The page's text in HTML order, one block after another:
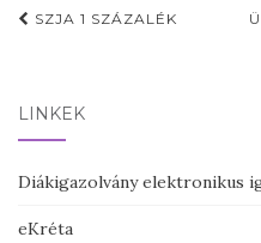
Post
SZJA 1 SZÁZALÉK
LINKEK
Diákigazolvány elektronikus
eKréta